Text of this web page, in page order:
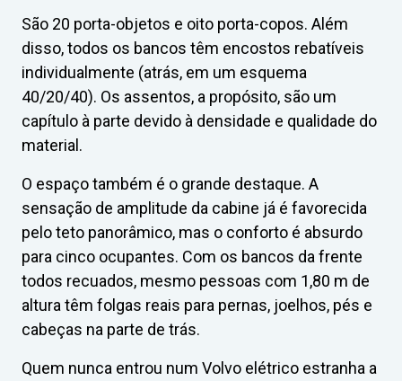
São 20 porta-objetos e oito porta-copos. Além
disso, todos os bancos têm encostos rebatíveis
individualmente (atrás, em um esquema
40/20/40). Os assentos, a propósito, são um
capítulo à parte devido à densidade e qualidade do
material.
O espaço também é o grande destaque. A
sensação de amplitude da cabine já é favorecida
pelo teto panorâmico, mas o conforto é absurdo
para cinco ocupantes. Com os bancos da frente
todos recuados, mesmo pessoas com 1,80 m de
altura têm folgas reais para pernas, joelhos, pés e
cabeças na parte de trás.
Quem nunca entrou num Volvo elétrico estranha a